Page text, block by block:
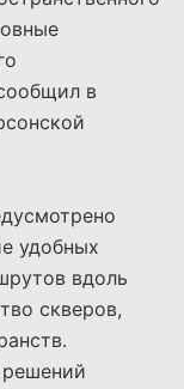
в
удобных
вдоль
скверов,
решений